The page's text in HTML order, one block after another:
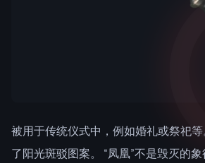
被用于传统仪式中，例如婚礼或祭祀
了阳光斑驳图案。 “凤凰”不是毁灭的